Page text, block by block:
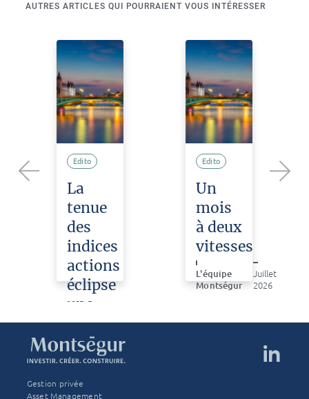
AUTRES ARTICLES QUI POURRAIENT VOUS INTÉRESSER
Edito
La
tenue
des
indices
actions
éclipse
une
violente
correction
sur
les
Edito
Un
mois
à deux
vitesses
L'équipe
Montségur
Juillet
2026
Gestion privée
Asset Management